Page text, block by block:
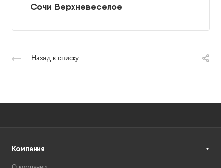
Сочи Верхневеселое
Назад к списку
Компания